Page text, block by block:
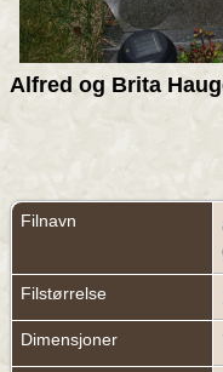
Alfred og Brita
Filnavn
Filstørrelse
Dimensjoner